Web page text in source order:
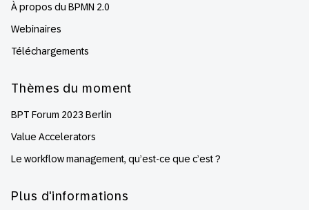
À propos du BPMN 2.0
Webinaires
Téléchargements
Thèmes du moment
BPT Forum 2023 Berlin
Value Accelerators
Le workflow management, qu’est-ce que c’est ?
Plus d'informations